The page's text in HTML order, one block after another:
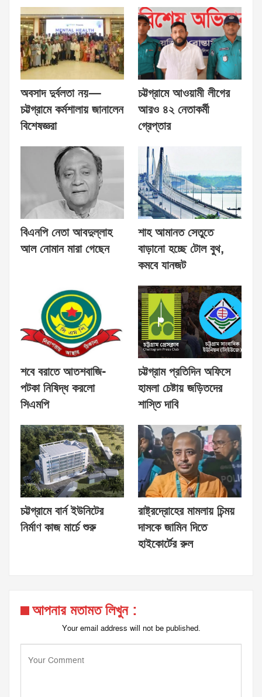
অবসাদ দুর্বলতা নয়—
চট্টগ্রামে কর্মশালায় জানালেন
বিশেষজ্ঞরা
চট্টগ্রামে আওয়ামী লীগের
আরও ৪২ নেতাকর্মী
গ্রেপ্তার
বিএনপি নেতা আবদুল্লাহ
আল নোমান মারা গেছেন
শাহ আমানত সেতুতে
বাড়ানো হচ্ছে টোল বুথ,
কমবে যানজট
শবে বরাতে আতশবাজি-
পটকা নিষিদ্ধ করলো
সিএমপি
চট্টগ্রাম প্রতিদিন অফিসে
হামলা চেষ্টায় জড়িতদের
শাস্তি দাবি
চট্টগ্রামে বার্ন ইউনিটের
নির্মাণ কাজ মার্চে শুরু
রাষ্ট্রদ্রোহের মামলায় চিন্ময়
দাসকে জামিন দিতে
হাইকোর্টের রুল
আপনার মতামত লিখুন :
Your email address will not be published.